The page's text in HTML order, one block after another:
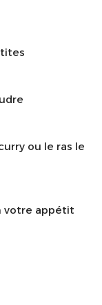
ou le ras le
votre appétit